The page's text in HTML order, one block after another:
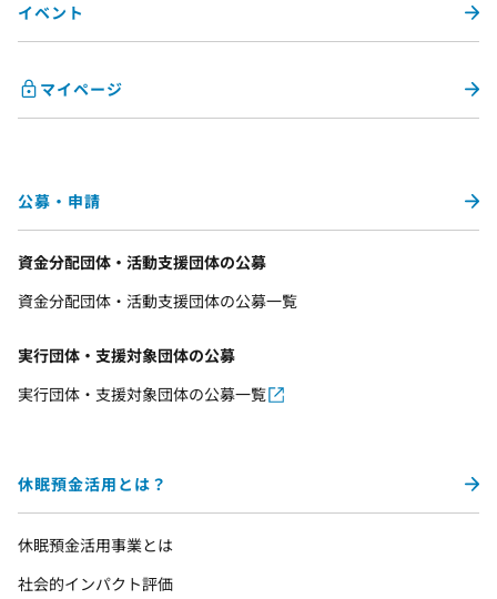
イベント
マイページ
公募・申請
資金分配団体・活動支援団体の公募
資金分配団体・活動支援団体の公募一覧
実行団体・支援対象団体の公募
実行団体・支援対象団体の公募一覧
休眠預金活用とは？
休眠預金活用事業とは
社会的インパクト評価